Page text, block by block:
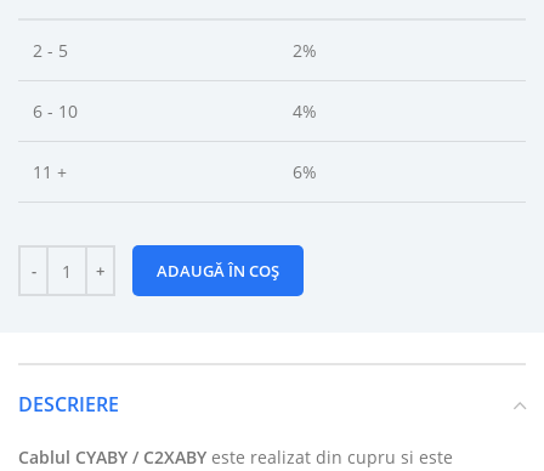
2 - 5 2%
6 - 10 4%
11 + 6%
ADAUGĂ ÎN COȘ
DESCRIERE
Cablul CYABY / C2XABY este realizat din cupru si este